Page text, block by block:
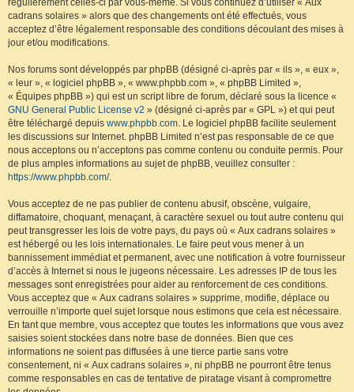
régulièrement celles-ci par vous-même. Si vous continuez d’utiliser « Aux
cadrans solaires » alors que des changements ont été effectués, vous
acceptez d’être légalement responsable des conditions découlant des mises à
jour et/ou modifications.
Nos forums sont développés par phpBB (désigné ci-après par « ils », « eux »,
« leur », « logiciel phpBB », « www.phpbb.com », « phpBB Limited »,
« Équipes phpBB ») qui est un script libre de forum, déclaré sous la licence «
GNU General Public License v2 » (désigné ci-après par « GPL ») et qui peut
être téléchargé depuis www.phpbb.com. Le logiciel phpBB facilite seulement
les discussions sur Internet. phpBB Limited n’est pas responsable de ce que
nous acceptons ou n’acceptons pas comme contenu ou conduite permis. Pour
de plus amples informations au sujet de phpBB, veuillez consulter :
https://www.phpbb.com/.
Vous acceptez de ne pas publier de contenu abusif, obscène, vulgaire,
diffamatoire, choquant, menaçant, à caractère sexuel ou tout autre contenu qui
peut transgresser les lois de votre pays, du pays où « Aux cadrans solaires »
est hébergé ou les lois internationales. Le faire peut vous mener à un
bannissement immédiat et permanent, avec une notification à votre fournisseur
d’accès à Internet si nous le jugeons nécessaire. Les adresses IP de tous les
messages sont enregistrées pour aider au renforcement de ces conditions.
Vous acceptez que « Aux cadrans solaires » supprime, modifie, déplace ou
verrouille n’importe quel sujet lorsque nous estimons que cela est nécessaire.
En tant que membre, vous acceptez que toutes les informations que vous avez
saisies soient stockées dans notre base de données. Bien que ces
informations ne soient pas diffusées à une tierce partie sans votre
consentement, ni « Aux cadrans solaires », ni phpBB ne pourront être tenus
comme responsables en cas de tentative de piratage visant à compromettre